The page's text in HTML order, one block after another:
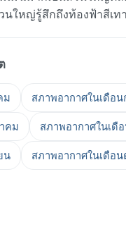
นใหญ่รู้สึกถึงท้องฟ้าสีเท
ม สภาพอากาศในเดือ
คม สภาพอากาศในเดื
น สภาพอากาศในเดือ